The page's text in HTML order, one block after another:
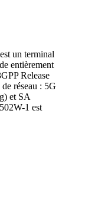
un terminal
entièrement
Release
réseau : 5G
et SA
1 est